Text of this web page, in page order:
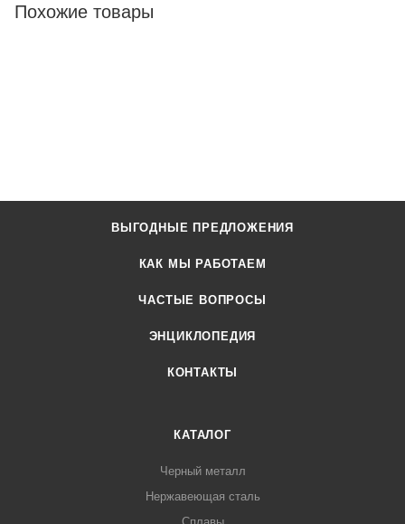
Похожие товары
ВЫГОДНЫЕ ПРЕДЛОЖЕНИЯ
КАК МЫ РАБОТАЕМ
ЧАСТЫЕ ВОПРОСЫ
ЭНЦИКЛОПЕДИЯ
КОНТАКТЫ
КАТАЛОГ
Черный металл
Нержавеющая сталь